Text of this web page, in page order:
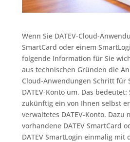
Wenn Sie DATEV-Cloud-
SmartCard oder einem
folgende Information für Sie
aus technischen Gründen die
Cloud-Anwendungen Schritt für
DATEV-Konto um. Das
zukünftig ein von Ihnen selbst
verwaltetes DATEV-Konto. Dazu
vorhandene DATEV SmartCard
DATEV SmartLogin einmalig mit